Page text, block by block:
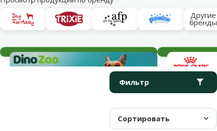
Другие
бренды
Параметрический фильтр
Фильтр
Выбранные фильтры
Сортировать
Продукты в категории Клетки для собак